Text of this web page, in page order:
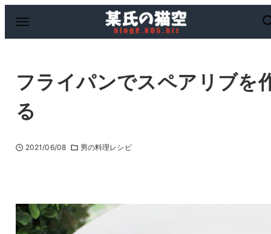
フライパンでスペアリブを
る
2021/06/08 男の料理レシピ